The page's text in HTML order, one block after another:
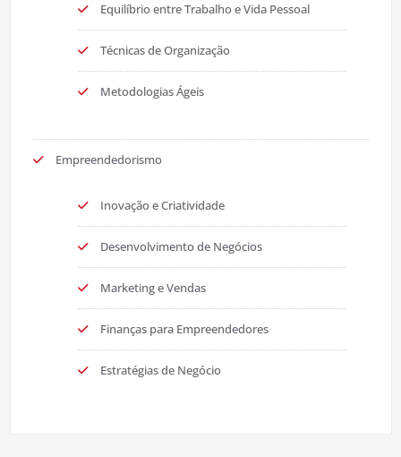
Equilíbrio entre Trabalho e Vida Pessoal
Técnicas de Organização
Metodologias Ágeis
Empreendedorismo
Inovação e Criatividade
Desenvolvimento de Negócios
Marketing e Vendas
Finanças para Empreendedores
Estratégias de Negócio